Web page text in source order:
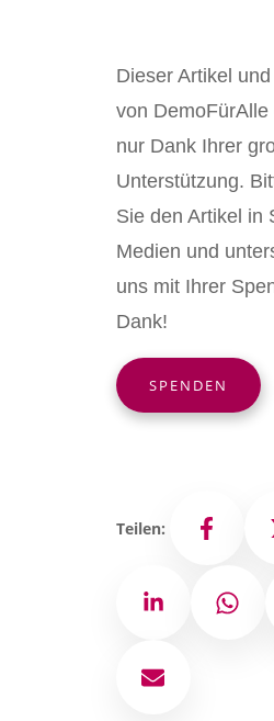
Dieser Artikel
von DemoFürAlle
nur Dank Ihrer
Unterstützung.
Sie den Artikel in
Medien und
uns mit Ihrer
Dank!
SPENDEN
Teilen: Facebook
LinkedIn
E-Mail